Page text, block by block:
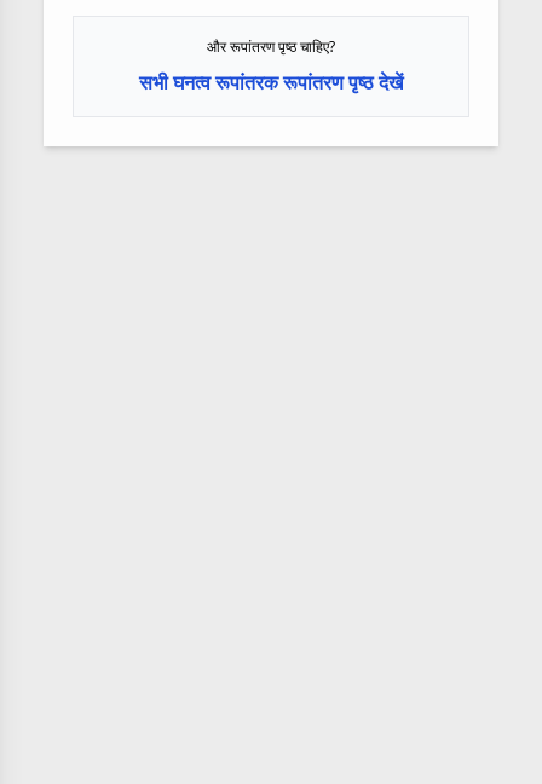
और रूपांतरण पृष्ठ चाहिए?
सभी घनत्व रूपांतरक रूपांतरण पृष्ठ देखें